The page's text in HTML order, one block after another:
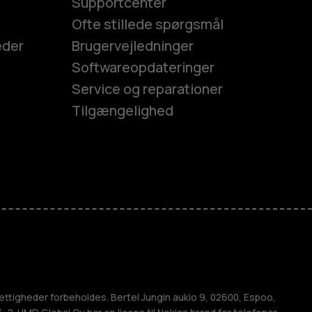
Ofte stillede spørgsmål
Brugervejledninger
Softwareopdateringer
Service og reparationer
Tilgængelighed
forbeholdes. Bertel Jungin aukio 9, 02600, Espoo,